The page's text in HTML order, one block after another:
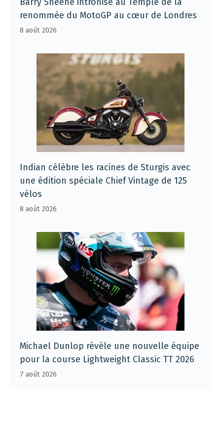
renommée du MotoGP au cœur de Londres
8 août 2026
Indian célèbre les racines de Sturgis avec
une édition spéciale Chief Vintage de 125
vélos
8 août 2026
Michael Dunlop révèle une nouvelle équipe
pour la course Lightweight Classic TT 2026
7 août 2026